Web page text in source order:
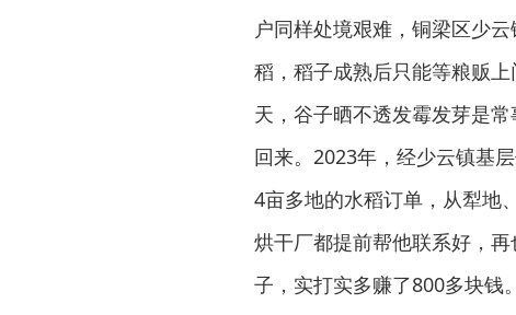
户同样处境艰难，铜梁区少
稻，稻子成熟后只能等粮贩
天，谷子晒不透发霉发芽是
回来。2023年，经少云镇基
4亩多地的水稻订单，从犁地
烘干厂都提前帮他联系好，
子，实打实多赚了800多块钱。